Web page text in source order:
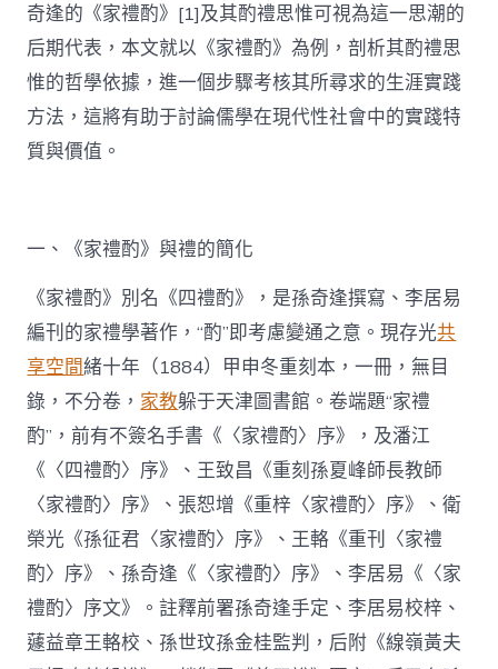
奇逢的《家禮酌》[1]及其酌禮思惟可視為這一思潮的
后期代表，本文就以《家禮酌》為例，剖析其酌禮思
惟的哲學依據，進一個步驟考核其所尋求的生涯實踐
方法，這將有助于討論儒學在現代性社會中的實踐特
質與價值。
一、《家禮酌》與禮的簡化
《家禮酌》別名《四禮酌》，是孫奇逢撰寫、李居易
編刊的家禮學著作，“酌”即考慮變通之意。現存光共
享空間緒十年（1884）甲申冬重刻本，一冊，無目
錄，不分卷， 家教躲于天津圖書館。卷端題“家禮
酌”，前有不簽名手書《〈家禮酌〉序》，及潘江
《〈四禮酌〉序》、王致昌《重刻孫夏峰師長教師
〈家禮酌〉序》、張恕增《重梓〈家禮酌〉序》、衛
榮光《孫征君〈家禮酌〉序》、王輅《重刊〈家禮
酌〉序》、孫奇逢《〈家禮酌〉序》、李居易《〈家
禮酌〉序文》。註釋前署孫奇逢手定、李居易校梓、
蘧益章王輅校、孫世玟孫金桂監判，后附《線嶺黃夫